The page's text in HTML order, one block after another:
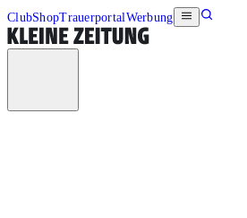
ClubShopTrauerportalWerbung